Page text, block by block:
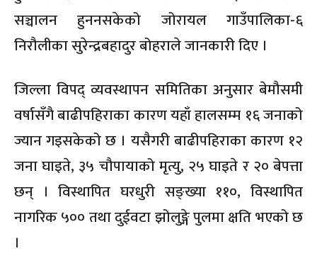
सञ्चालन हुननसकेको जोरायल गाउँपालिका-६
निरौलीका सुरेन्द्रबहादुर बोहराले जानकारी दिए ।
जिल्ला विपद् व्यवस्थापन समितिका अनुसार बेमौसमी
वर्षासँगै बाढीपहिराका कारण यहाँ हालसम्म १६ जनाको
ज्यान गइसकेको छ । यसैगरी बाढीपहिराका कारण १२
जना घाइते, ३५ चौपायाको मृत्यु, २५ घाइते र २० बेपत्ता
छन् । विस्थापित घरधुरी सङ्ख्या ११०, विस्थापित
नागरिक ५०० तथा दुईवटा झोलुङ्गे पुलमा क्षति भएको छ
।